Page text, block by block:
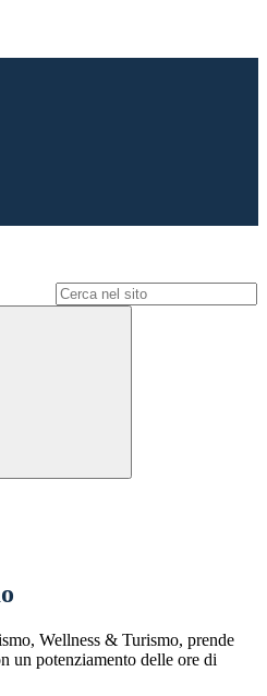
Wellness & Turismo, prende
un potenziamento delle ore di